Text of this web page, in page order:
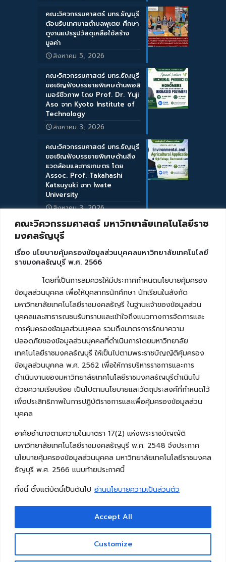
คณะวิศวกรรมศาสตร์ มหาวิทยาลัยเทคโนโลยีราช
มงคลธัญบุรี
เรื่อง นโยบายคุ้มครองข้อมูลส่วนบุคคลมหาวิทยาลัยเทคโนโลยี
ราชมงคลธัญบุรี พ.ศ. 2566
โดยที่เป็นการสมควรให้มีประกาศกำหนดนโยบายคุ้มครอง
ข้อมูลส่วนบุคคล เพื่อให้บุคลากรนักศึกษา นักเรียนในสังกัด
มหาวิทยาลัยเทคโนโลยีราชมงคลธัญรี ในฐานะเจ้าของข้อมูลส่วน
บุคคลและสาธารณชนรับทราบและเข้าใจถึงแนวทางการจัดการและ
การคุ้มครองข้อมูลส่วนบุคคล รวมถึงมาตรการรักษาความ
ปลอดภัยของข้อมูลส่วนบุคคลที่ดำเนินการโดยมหาวิทยาลัย
เทคโนโลยีราชมงคลธัญบุรี ให้เป็นไปตามพระราชบัญญัติคุ้มครอง
ข้อมูลส่วนบุคคล พ.ศ. 2562 เพื่อให้การบริหารราชการและการ
ดำเนินงานของมหาวิทยาลัยเทคโนโลยีราชมงคลธัญบุรีดำเนินไป
ด้วยความเรียบร้อย เป็นไปตามนโยบายและวัตถุประสงค์ที่กำหนดไว้
เพื่อประสิทธิภาพในการปฏิบัติราชการและเพื่อคุ้มครองข้อมูลส่วน
บุคคล
อาศัยอำนาจตามความในมาตรา 17(2) แห่งพระราชบัญญัติ
มหาวิทยาลัยเทคโนโลยีราชมงคลธัญบุรี พ.ศ. 2548 จึงประกาศ
นโยบายคุ้มครองข้อมูลส่วนบุคคล มหาวิทยาลัยเทคโนโลยีราชมงคล
ธัญบุรี พ.ศ. 2566 แนบท้ายประกาศนี้
ทั้งนี้ ตั้งแต่บัดนี้เป็นต้นไป อ่านนโยบายความเป็นส่วนตัว
Customize
Accept All
คณะวิศวกรรมศาสตร์ มทร.ธัญบุรี
ต้อนรับเทศบาลตำบลพุเตย ศึกษา
ดูงานแปรรูปวัสดุเหลือใช้สร้าง
มูลค่า
สิงหาคม 5, 2026
คณะวิศวกรรมศาสตร์ มทร.ธัญบุรี
ขอเชิญฟังบรรยายพิเศษด้านพอลิ
เมอร์ชีวภาพ โดย Prof. Dr. Yuji
Aso จาก Kyoto Institute of
Technology
สิงหาคม 3, 2026
คณะวิศวกรรมศาสตร์ มทร.ธัญบุรี
ขอเชิญฟังบรรยายพิเศษด้านสิ่ง
แวดล้อมและการเกษตร โดย
Assoc. Prof. Takahashi
Katsuyuki จาก Iwate
University
สิงหาคม 3, 2026
Copyright © 2026 คณะวิศวกรรมศาสตร์ มหาวิทยาลัย
เทคโนโลยีราชมงคลธัญบุรี